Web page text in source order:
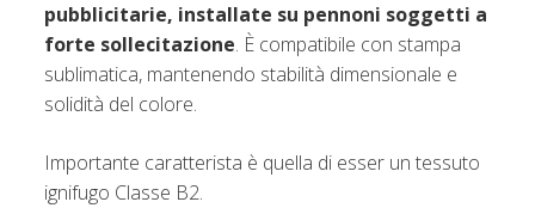
pubblicitarie, installate su pennoni soggetti a
forte sollecitazione. È compatibile con stampa
sublimatica, mantenendo stabilità dimensionale e
solidità del colore.
Importante caratterista è quella di esser un tessuto
ignifugo Classe B2.